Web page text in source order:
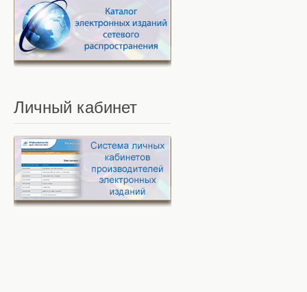
Личный кабинет